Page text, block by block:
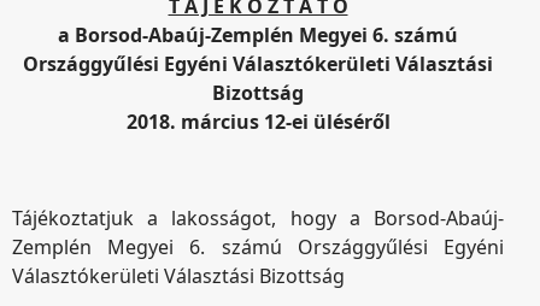
T Á J É K O Z T A T Ó
a Borsod-Abaúj-Zemplén Megyei 6. számú
Országgyűlési Egyéni Választókerületi Választási
Bizottság
2018. március 12-ei üléséről
Tájékoztatjuk a lakosságot, hogy a Borsod-Abaúj-
Zemplén Megyei 6. számú Országgyűlési Egyéni
Választókerületi Választási Bizottság